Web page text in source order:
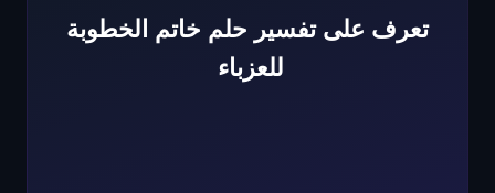
تعرف على تفسير حلم خاتم الخطوبة
للعزباء